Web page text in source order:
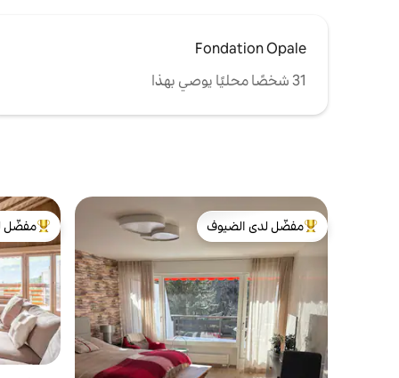
Fondation Opale
31 شخصًا محليًا يوصي بهذا
من أبرز البيوت المفضّلة لدى الضيوف
مفضّل لدى الضيوف
من أبرز
مفضّل